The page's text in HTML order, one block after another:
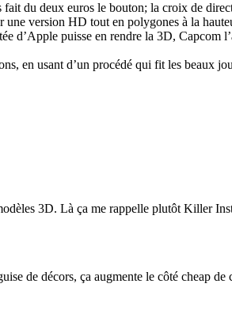
fait du deux euros le bouton; la croix de
version HD tout en polygones à la
puisse en rendre la 3D, Capcom
en usant d’un procédé qui fit les beaux
3D. Là ça me rappelle plutôt Killer
de décors, ça augmente le côté cheap